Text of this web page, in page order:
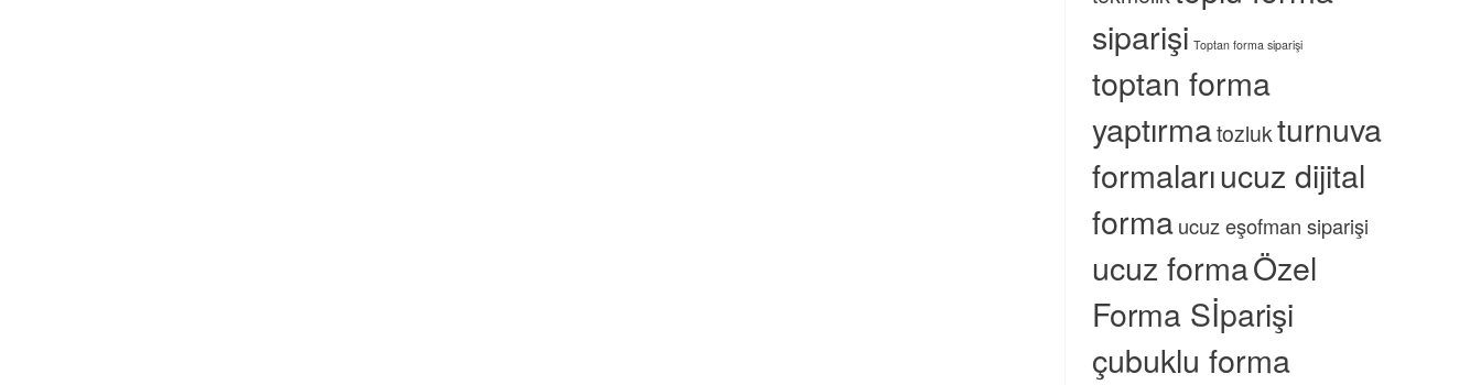
siparişi Toptan forma siparişi
toptan forma
yaptırmatozlukturnuva
formalarıucuz dijital
forma ucuz eşofman siparişi
ucuz formaÖzel
Forma Sİparişi
çubuklu forma